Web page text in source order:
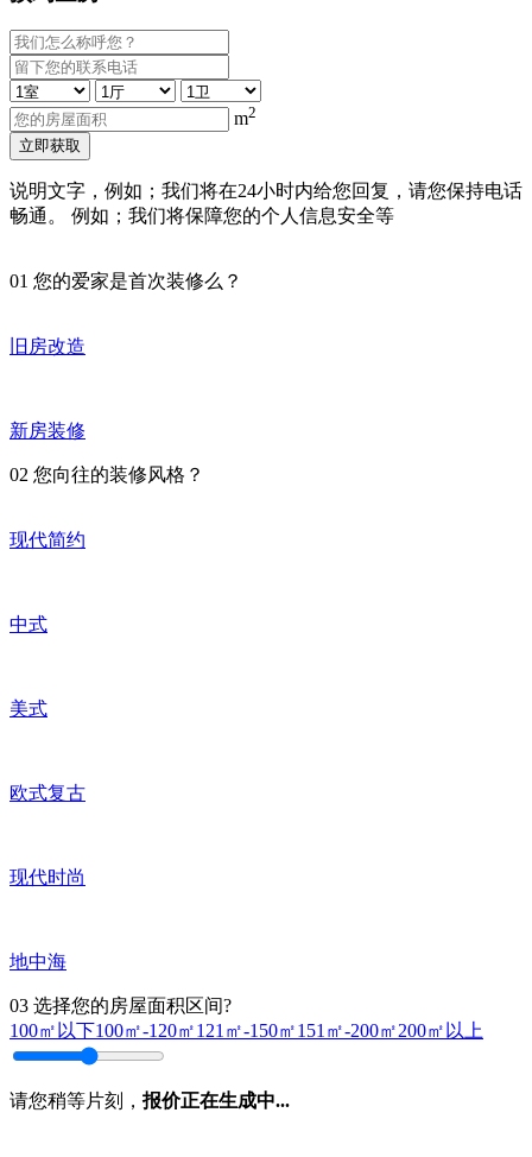
m2
立即获取
说明文字，例如；我们将在24小时内给您回复，请您保持电话
畅通。 例如；我们将保障您的个人信息安全等
01 您的爱家是首次装修么？
旧房改造
新房装修
02 您向往的装修风格？
现代简约
中式
美式
欧式复古
现代时尚
地中海
03 选择您的房屋面积区间?
100㎡以下100㎡-120㎡121㎡-150㎡151㎡-200㎡200㎡以上
请您稍等片刻， 报价正在生成中...